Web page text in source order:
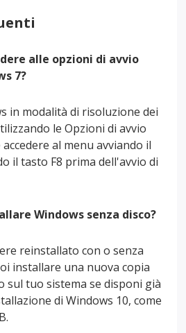
alle opzioni di avvio
7?
in modalità di risoluzione dei
le Opzioni di avvio
al menu avviando il
il tasto F8 prima dell'avvio di
Windows senza disco?
reinstallato con o senza
installare una nuova copia
sul tuo sistema se disponi già
di Windows 10, come